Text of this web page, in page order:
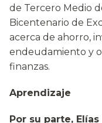
de Tercero Medio
Bicentenario de
acerca de ahorro,
endeudamiento y
finanzas.
Aprendizaje
Por su parte,